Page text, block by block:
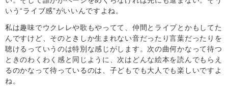
いう“ライブ感”がいいんですよね。
私は趣味でウクレレや歌もやってて、仲間とライブとかもしてた
んですけど、そのときしか生まれない音だったり言葉だったりを
聴けるっていうのは特別な感じがします。次の曲何かなって待つ
ときのわくわく感と同じように、次はどんな絵本を読んでもらえ
るのかなって待っているのは、子どもでも大人でも楽しいですよ
ね。